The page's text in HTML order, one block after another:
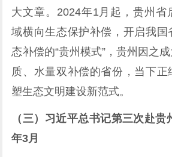
大文章。2024年1月起，贵州省
域横向生态保护补偿，开启我国
态补偿的“贵州模式”，贵州因之
质、水量双补偿的省份，当下正
塑生态文明建设新范式。
（三）习近平总书记第三次赴
年3月